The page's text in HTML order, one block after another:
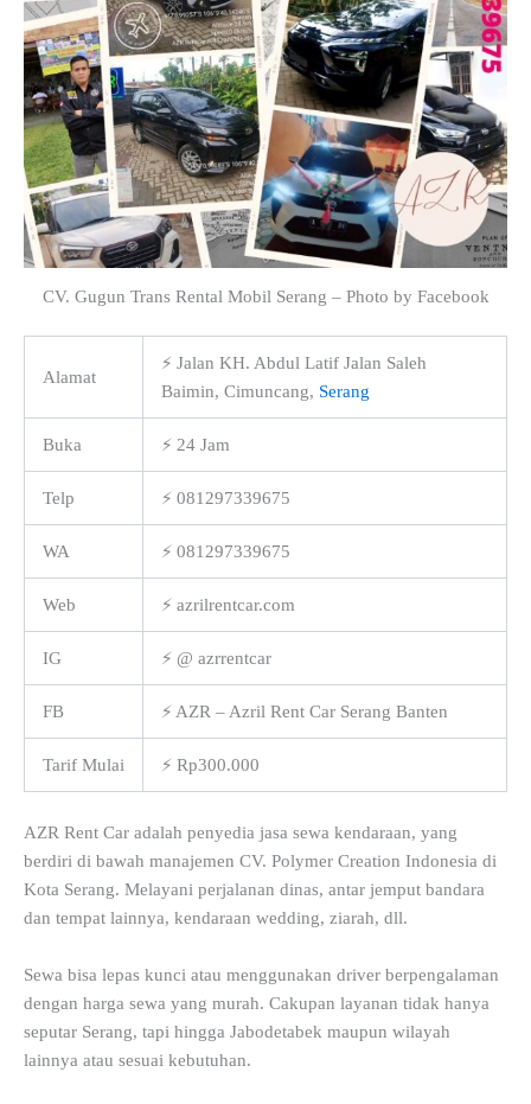
CV. Gugun Trans Rental Mobil Serang – Photo by Facebook
Alamat
⚡ Jalan KH. Abdul Latif Jalan Saleh
Baimin, Cimuncang, Serang
Buka ⚡ 24 Jam
Telp ⚡ 081297339675
WA ⚡ 081297339675
Web ⚡ azrilrentcar.com
IG ⚡ @ azrrentcar
FB ⚡ AZR – Azril Rent Car Serang Banten
Tarif Mulai ⚡ Rp300.000
AZR Rent Car adalah penyedia jasa sewa kendaraan, yang
berdiri di bawah manajemen CV. Polymer Creation Indonesia di
Kota Serang. Melayani perjalanan dinas, antar jemput bandara
dan tempat lainnya, kendaraan wedding, ziarah, dll.
Sewa bisa lepas kunci atau menggunakan driver berpengalaman
dengan harga sewa yang murah. Cakupan layanan tidak hanya
seputar Serang, tapi hingga Jabodetabek maupun wilayah
lainnya atau sesuai kebutuhan.